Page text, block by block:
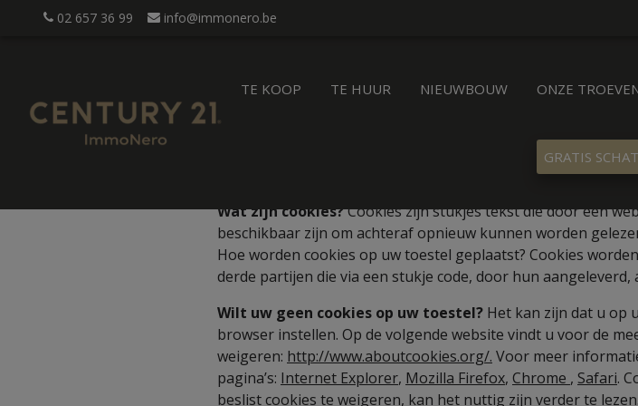
02 657 36 99 info@immonero.be
TE KOOP TE HUUR NIEUWBOUW ONZE
GRATIS
Wat zijn cookies?Cookies zijn stukjes tekst die door een
beschikbaar zijn om achteraf opnieuw kunnen worden
Hoe worden cookies op uw toestel geplaatst? Cookies
derde partijen die via een stukje code, door hun aangeleverd,
Wilt uw geen cookies op uw toestel? Het kan zijn dat u op
browser instellen. Op de volgende website vindt u voor de
weigeren: http://www.aboutcookies.org/. Voor meer
pagina’s: Internet Explorer, Mozilla Firefox, Chrome , Safari.
beslist cookies te weigeren, kan het nuttig zijn verder te lezen.